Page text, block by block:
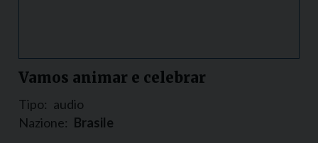
Vamos animar e celebrar
Tipo: audio
Nazione: Brasile